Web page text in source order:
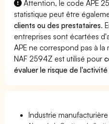
Attention, le code APE
statistique peut être
clients ou des prestataires.
entreprises sont écartées
APE ne correspond pas à
NAF 2594Z est utilisé pour
évaluer le risque de
Industrie manufacturière